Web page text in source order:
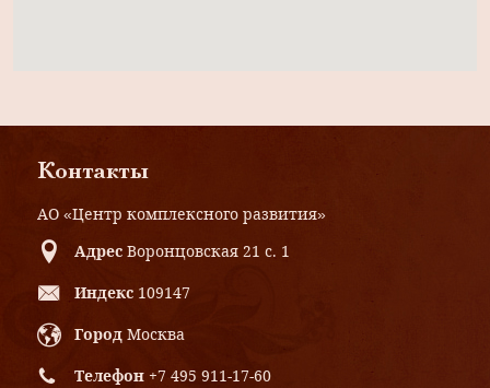
Контакты
АО «Центр комплексного развития»
Адрес Воронцовская 21 с. 1
Индекс 109147
Город Москва
Телефон +7 495 911-17-60